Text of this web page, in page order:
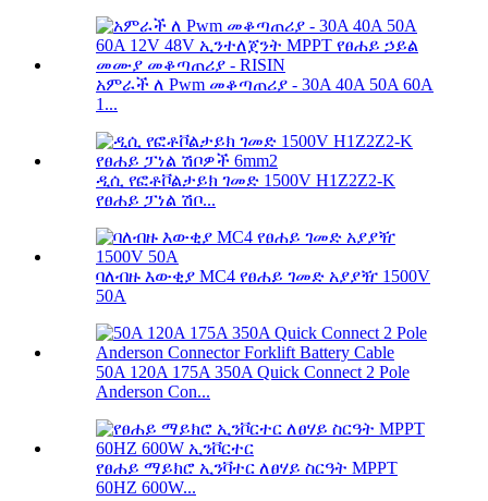
አምራች ለ Pwm መቆጣጠሪያ - 30A 40A 50A 60A
1...
ዲሲ የፎቶቮልታይክ ገመድ 1500V H1Z2Z2-K
የፀሐይ ፓነል ሽቦ...
ባለብዙ እውቂያ MC4 የፀሐይ ገመድ አያያዥ 1500V
50A
50A 120A 175A 350A Quick Connect 2 Pole
Anderson Con...
የፀሐይ ማይክሮ ኢንቫተር ለፀሃይ ስርዓት MPPT
60HZ 600W...